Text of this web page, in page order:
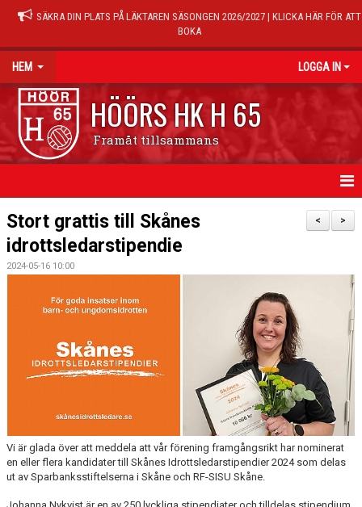
SÄKRA DIN PLATS PÅ LÄKTAREN SÄSONGEN 2026/2027 | KLICKA HÄR FÖR ATT
BOKA
HEM LOGGA IN
HÖÖRS HK H 65
Framåt tillsammans
HEM
NYHETER
MATCHER
TRÄNINGSTIDER
HANDBOLLSAKADEMIN
>
<
Stort grattis till Skånes
idrottsledarstipendie
2024-05-16 10:00
Vi är glada över att meddela att vår förening framgångsrikt har nominerat
en eller flera kandidater till Skånes Idrottsledarstipendier 2024 som delas
ut av Sparbanksstiftelserna i Skåne och RF-SISU Skåne.